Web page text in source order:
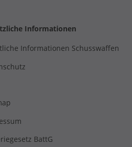
Informationen
Informationen Schusswaffen
BattG